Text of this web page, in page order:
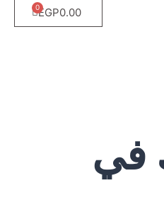
EGP0.00
في